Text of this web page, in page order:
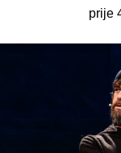
prije